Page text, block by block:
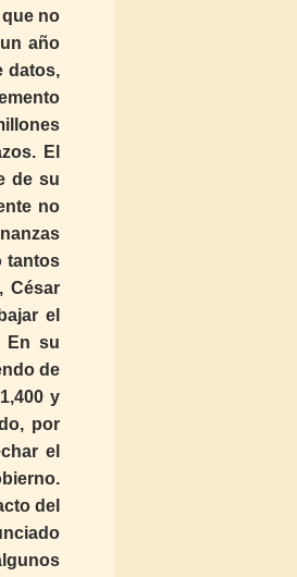
no
año
datos,
El
de su
no
tantos
César
el
En su
de
y
por
el
del